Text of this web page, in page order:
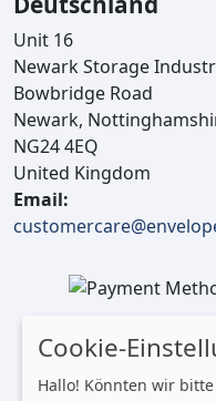
Unit 16
Newark Storage
Bowbridge Road
Newark,
NG24 4EQ
United Kingdom
Email:
Cookie-
Hallo! Könnten wir